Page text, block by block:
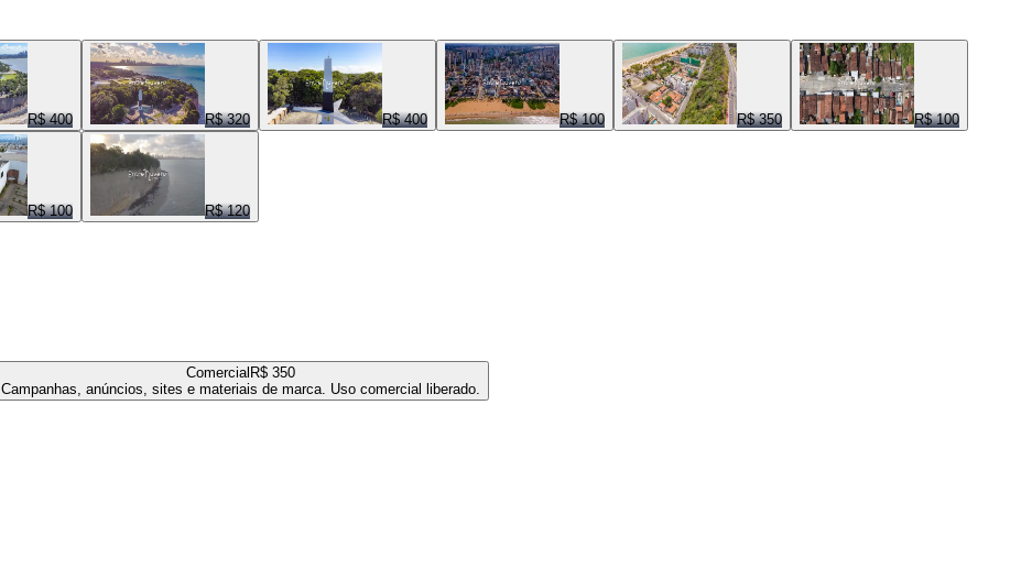
R$ 400 R$ 320 R$ 400 R$ 100 R$ 350 R$ 100
R$ 100 R$ 120
Comercial R$ 350
Campanhas, anúncios, sites e materiais de marca. Uso comercial liberado.